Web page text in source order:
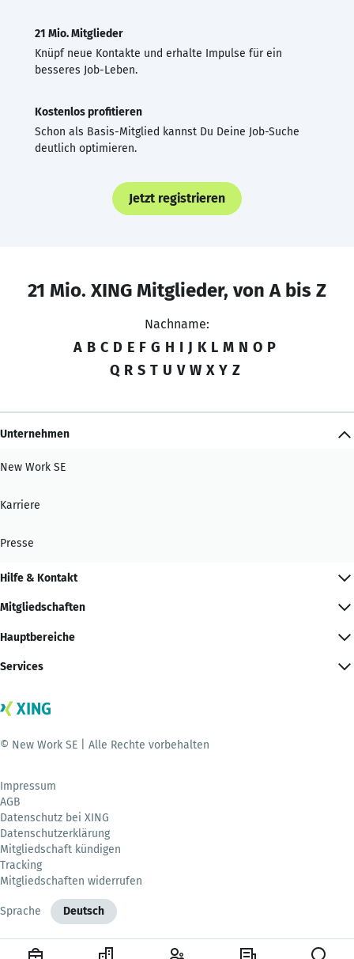
21 Mio. Mitglieder
Knüpf neue Kontakte und erhalte Impulse für ein
besseres Job-Leben.
Kostenlos profitieren
Schon als Basis-Mitglied kannst Du Deine Job-Suche
deutlich optimieren.
Jetzt registrieren
21 Mio. XING Mitglieder, von A bis Z
Nachname:
A B C D E F G H I J K L M N O P
Q R S T U V W X Y Z
Unternehmen
New Work SE
Karriere
Presse
Hilfe & Kontakt
Mitgliedschaften
Hauptbereiche
Services
© New Work SE | Alle Rechte vorbehalten
Impressum
AGB
Datenschutz bei XING
Datenschutzerklärung
Mitgliedschaft kündigen
Tracking
Mitgliedschaften widerrufen
Sprache Deutsch